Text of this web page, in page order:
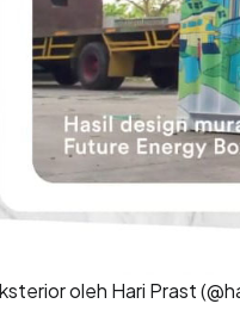
oleh Hari Prast